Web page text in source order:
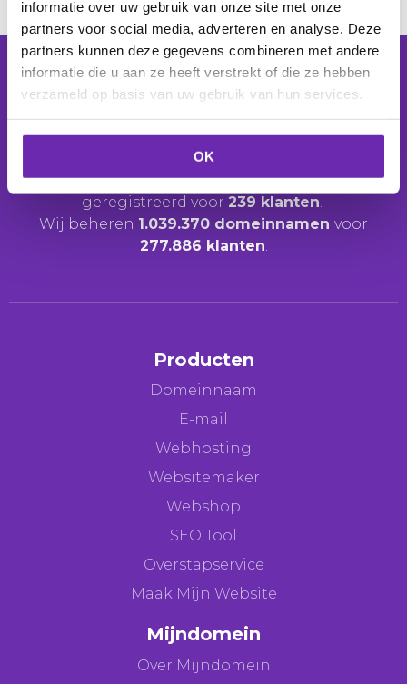
informatie over uw gebruik van onze site met onze
partners voor social media, adverteren en analyse. Deze
partners kunnen deze gegevens combineren met andere
informatie die u aan ze heeft verstrekt of die ze hebben
verzameld op basis van uw gebruik van hun services.
OK
Kies je domeinnaam Controleer
De laatste 24 uur zijn er433 domeinnamen
geregistreerd voor 239 klanten.
Wij beheren 1.039.370 domeinnamen voor
277.886 klanten.
Producten
Domeinnaam
E-mail
Webhosting
Websitemaker
Webshop
SEO Tool
Overstapservice
Maak Mijn Website
Mijndomein
Over Mijndomein